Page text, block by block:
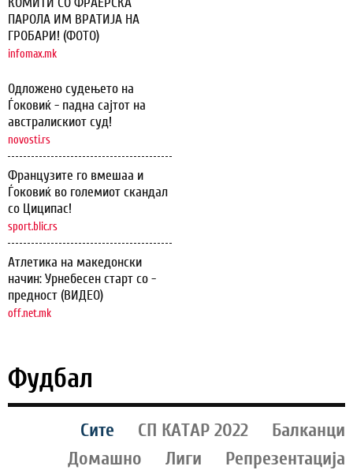
ПАРОЛА ИМ ВРАТИЈА НА
ГРОБАРИ! (ФОТО)
infomax.mk
Одложено судењето на
Ѓоковиќ - падна сајтот на
австралискиот суд!
novosti.rs
Французите го вмешаа и
Ѓоковиќ во големиот скандал
со Циципас!
sport.blic.rs
Атлетика на македонски
начин: Урнебесен старт со -
предност (ВИДЕО)
off.net.mk
Фудбал
Сите СП КАТАР 2022
Балканци
Домашно
Лиги
Репрезентација